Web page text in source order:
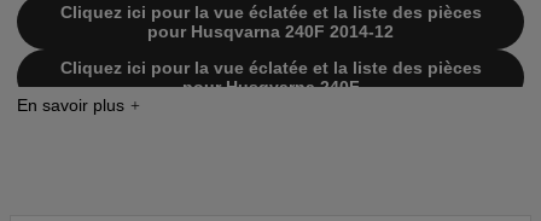
Cliquez ici pour la vue éclatée et la liste des pièces
pour Husqvarna 240F 2014-12
Cliquez ici pour la vue éclatée et la liste des pièces
pour Husqvarna 240F